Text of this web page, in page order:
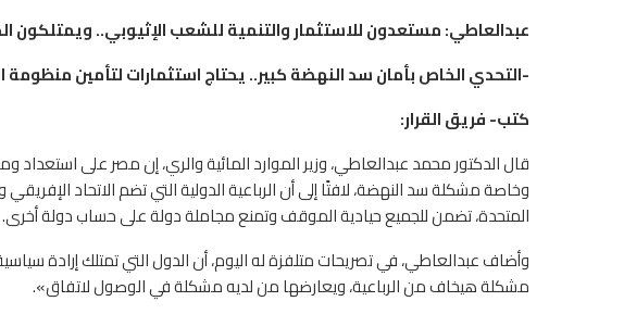
عبدالعاطي: مستعدون للاستثمار والتنمية للشعب الإثيوبي.. ويمتلكون
-التحدي الخاص بأمان سد النهضة كبير.. يحتاج استثمارات لتأمين منظومة السد
كتب- فريق القرار:
قال الدكتور محمد عبدالعاطي، وزير الموارد المائية والري، إن مصر على
وخاصة مشكلة سد النهضة، لافتًا إلى أن الرباعية الدولية التي تضم الاتحاد الإفريقي
المتحدة، تضمن للجميع حيادية الموقف وتمنع مجاملة دولة على حساب دولة أخرى.
وأضاف عبدالعاطي، في تصريحات متلفزة له اليوم، أن الدول التي تمتلك إرادة
مشكلة هيخاف من الرباعية، ويعارضها من لديه مشكلة في الوصول لاتفاق».